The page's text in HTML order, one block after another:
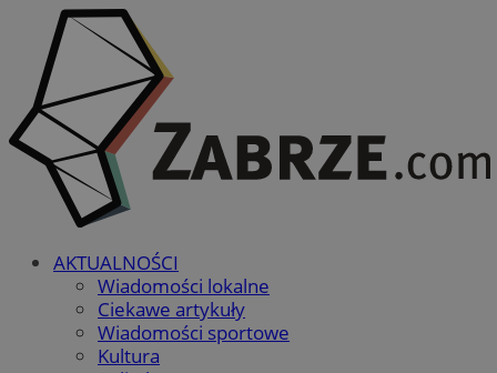
AKTUALNOŚCI
Wiadomości lokalne
Ciekawe artykuły
Wiadomości sportowe
Kultura